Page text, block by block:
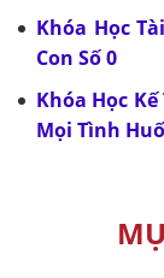
Khóa Học
Con Số 0
Khóa Học
Mọi Tình